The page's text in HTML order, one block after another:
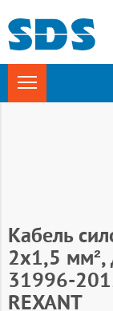
Кабель
2x1,5 мм²,
31996-
REXANT